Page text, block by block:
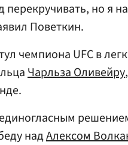
перекручивать, но я
Поветкин.
чемпиона UFC в
Чарльза Оливейру
надАлексом